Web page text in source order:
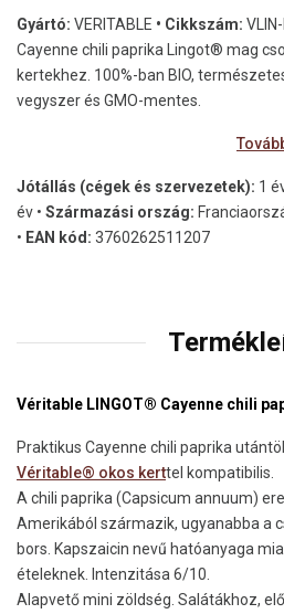
Gyártó: VERITABLE • Cikkszám:
Cayenne chili paprika Lingot® mag
kertekhez. 100%-ban BIO,
vegyszer és GMO-mentes.
Jótállás (cégek és szervezetek): 1
év • Származási ország:
• EAN kód: 3760262511207
Véritable LINGOT® Cayenne chili
Praktikus Cayenne chili paprika
Véritable® okos kerttel kompatibilis.
A chili paprika (Capsicum annuum)
Amerikából származik, ugyanabba a
bors. Kapszaicin nevű hatóanyaga
ételeknek. Intenzitása 6/10.
Alapvető mini zöldség. Salátákhoz,